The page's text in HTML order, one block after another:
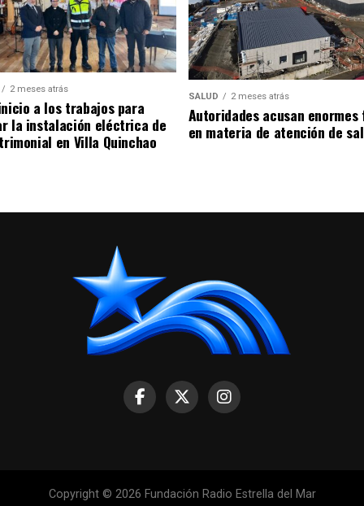
2 meses atrás
a los trabajos para
la instalación eléctrica de
en Villa Quinchao
SALUD 2 meses atrás
Autoridades acusan
en materia de atención de
Copyright © 2026 Fundación Radio Estrella del Mar